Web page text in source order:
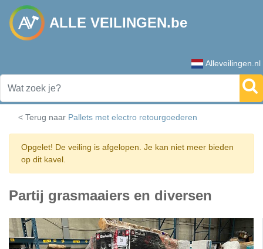
ALLE VEILINGEN.be
Alleveilingen.nl
< Terug naar Pallets met electro retourgoederen
Opgelet! De veiling is afgelopen. Je kan niet meer bieden
op dit kavel.
Partij grasmaaiers en diversen